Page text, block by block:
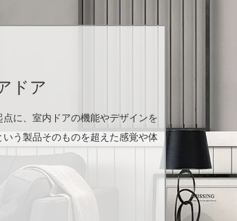
ドア
に、室内ドアの機能やデザインを
う製品そのものを超えた感覚や体